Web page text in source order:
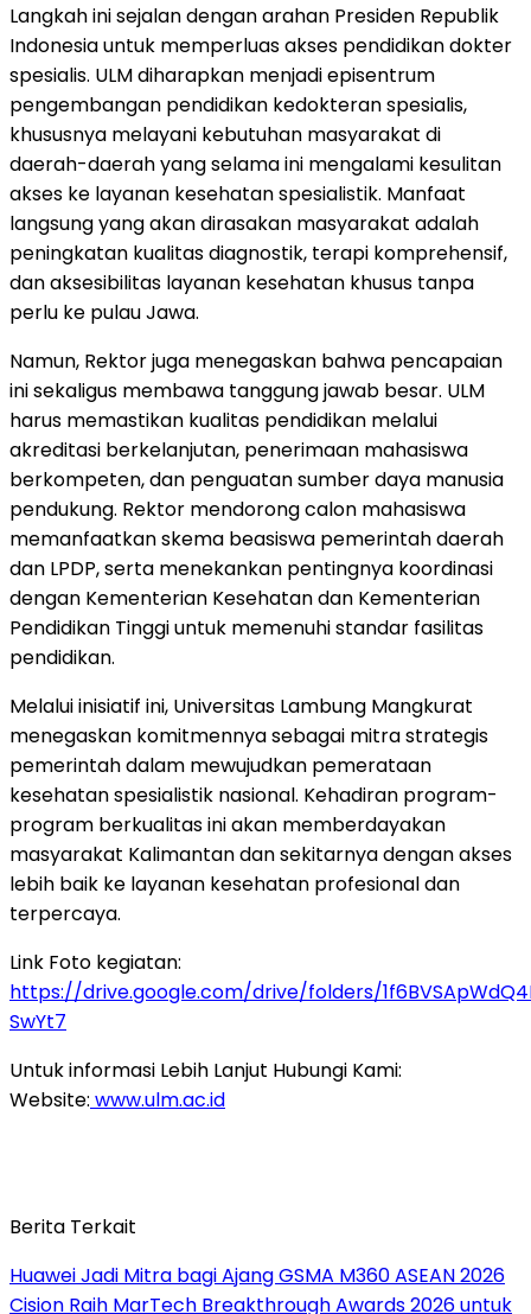
Langkah ini sejalan dengan arahan Presiden Republik
Indonesia untuk memperluas akses pendidikan dokter
spesialis. ULM diharapkan menjadi episentrum
pengembangan pendidikan kedokteran spesialis,
khususnya melayani kebutuhan masyarakat di
daerah-daerah yang selama ini mengalami kesulitan
akses ke layanan kesehatan spesialistik. Manfaat
langsung yang akan dirasakan masyarakat adalah
peningkatan kualitas diagnostik, terapi komprehensif,
dan aksesibilitas layanan kesehatan khusus tanpa
perlu ke pulau Jawa.
Namun, Rektor juga menegaskan bahwa pencapaian
ini sekaligus membawa tanggung jawab besar. ULM
harus memastikan kualitas pendidikan melalui
akreditasi berkelanjutan, penerimaan mahasiswa
berkompeten, dan penguatan sumber daya manusia
pendukung. Rektor mendorong calon mahasiswa
memanfaatkan skema beasiswa pemerintah daerah
dan LPDP, serta menekankan pentingnya koordinasi
dengan Kementerian Kesehatan dan Kementerian
Pendidikan Tinggi untuk memenuhi standar fasilitas
pendidikan.
Melalui inisiatif ini, Universitas Lambung Mangkurat
menegaskan komitmennya sebagai mitra strategis
pemerintah dalam mewujudkan pemerataan
kesehatan spesialistik nasional. Kehadiran program-
program berkualitas ini akan memberdayakan
masyarakat Kalimantan dan sekitarnya dengan akses
lebih baik ke layanan kesehatan profesional dan
terpercaya.
Link Foto kegiatan:
https://drive.google.com/drive/folders/
SwYt7
Untuk informasi Lebih Lanjut Hubungi Kami:
Website: www.ulm.ac.id
Berita Terkait
Huawei Jadi Mitra bagi Ajang GSMA M360 ASEAN 2026
Cision Raih MarTech Breakthrough Awards 2026 untuk